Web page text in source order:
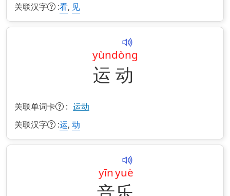
关联汉字 :看, 见
运
yùn
动
dòng
关联单词卡 : 运动
关联汉字 :运, 动
yīnyuè